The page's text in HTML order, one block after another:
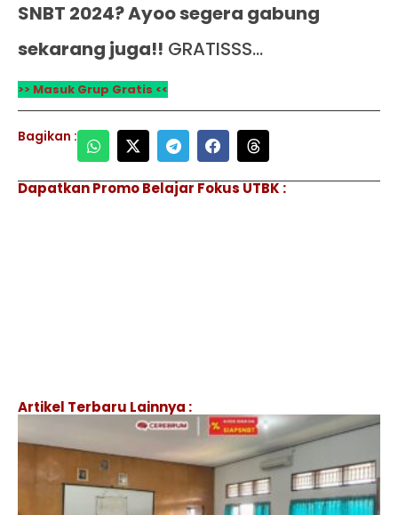
SNBT 2024? Ayoo segera gabung
sekarang juga!! GRATISSS…
>> Masuk Grup Gratis <<
Bagikan :
Dapatkan Promo Belajar Fokus UTBK :
Artikel Terbaru Lainnya :